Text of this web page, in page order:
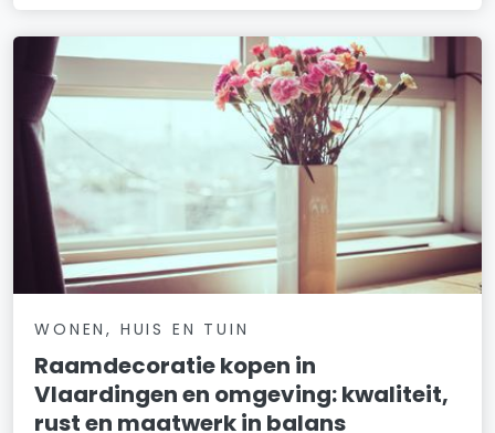
WONEN, HUIS EN TUIN
Raamdecoratie kopen in
Vlaardingen en omgeving: kwaliteit,
rust en maatwerk in balans